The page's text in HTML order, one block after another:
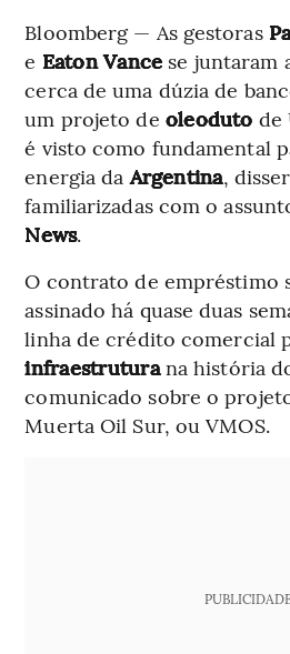
Bloomberg — As gestoras
e Eaton Vance se juntaram
cerca de uma dúzia de
um projeto de oleoduto de
é visto como fundamental
energia daArgentina,
familiarizadas com o
News.
O contrato de empréstimo
assinado há quase duas
linha de crédito comercial
infraestruturana história
comunicado sobre o
Muerta Oil Sur, ou VMOS.